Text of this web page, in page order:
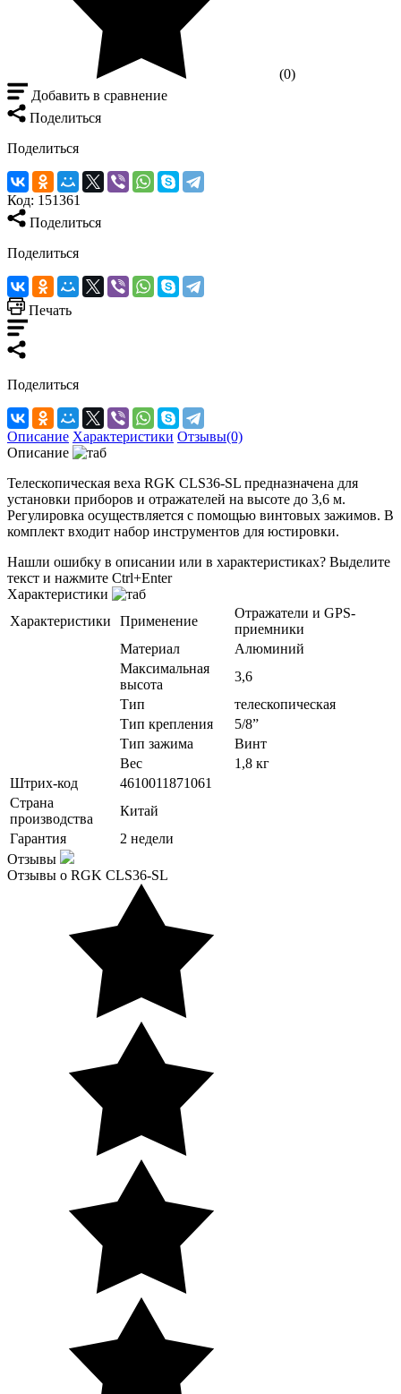
(0)
Добавить в сравнение
Поделиться
Поделиться
Код: 151361
Поделиться
Поделиться
Печать
Поделиться
Описание Характеристики Отзывы(0)
Описание
Телескопическая веха RGK CLS36-SL предназначена для
установки приборов и отражателей на высоте до 3,6 м.
Регулировка осуществляется с помощью винтовых зажимов. В
комплект входит набор инструментов для юстировки.
Нашли ошибку в описании или в характеристиках? Выделите
текст и нажмите Ctrl+Enter
Характеристики
Характеристики
Применение
Отражатели и GPS-
приемники
Материал
Алюминий
Максимальная
высота
3,6
Тип
телескопическая
Тип крепления
5/8”
Тип зажима
Винт
Вес
1,8 кг
Штрих-код
4610011871061
Страна
производства
Китай
Гарантия
2 недели
Отзывы
Отзывы о RGK CLS36-SL